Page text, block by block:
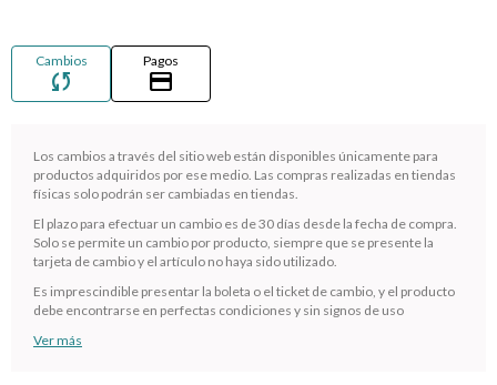
Cambios
sync
Pagos
credit_card
Los cambios a través del sitio web están disponibles únicamente para
productos adquiridos por ese medio. Las compras realizadas en tiendas
físicas solo podrán ser cambiadas en tiendas.
El plazo para efectuar un cambio es de 30 días desde la fecha de compra.
Solo se permite un cambio por producto, siempre que se presente la
tarjeta de cambio y el artículo no haya sido utilizado.
Es imprescindible presentar la boleta o el ticket de cambio, y el producto
debe encontrarse en perfectas condiciones y sin signos de uso
Ver más
¡Sumate a la forma más ágil de comprar!
Comprá en 3 cuotas sin recargo o hasta en 12
cuotas * ¡Solo con tu cédula!